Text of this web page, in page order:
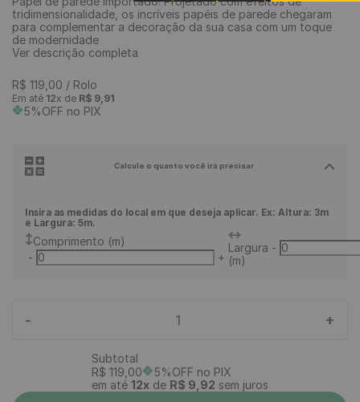
tridimensionalidade, os incríveis papéis de parede chegaram
para complementar a decoração da sua casa com um toque
de modernidade
Ver descrição completa
R$ 119 00 / Rolo
Em até 12x de R$ 9,91
5%OFF no PIX
Calcule o quanto você irá precisar
Insira as medidas do local em que deseja aplicar. Ex: Altura: 3m
e Largura: 5m.
Comprimento (m)
-
+
Largura
(m)
-
- 1 +
Subtotal
R$ 119 00
5%OFF no PIX
em até 12x de R$ 9 92 sem juros
9º piso vinílico click
10º piso vinílico